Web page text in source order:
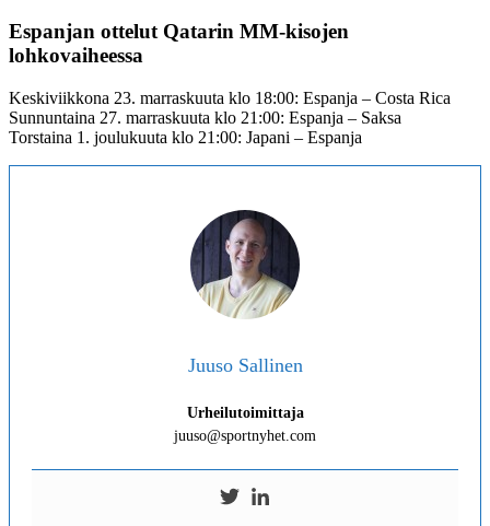
Espanjan ottelut Qatarin MM-kisojen
lohkovaiheessa
Keskiviikkona 23. marraskuuta klo 18:00: Espanja – Costa Rica
Sunnuntaina 27. marraskuuta klo 21:00: Espanja – Saksa
Torstaina 1. joulukuuta klo 21:00: Japani – Espanja
Juuso Sallinen
Urheilutoimittaja
juuso@sportnyhet.com